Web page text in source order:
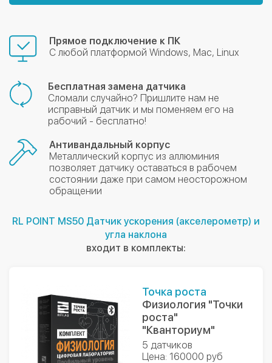
Прямое подключение к ПК
С любой платформой Windows, Mac, Linux
Бесплатная замена датчика
Сломали случайно? Пришлите нам не
исправный датчик и мы поменяем его на
рабочий - бесплатно!
Антивандальный корпус
Металлический корпус из аллюминия
позволяет датчику оставаться в рабочем
состоянии даже при самом неосторожном
обращении
RL POINT MS50 Датчик ускорения (акселерометр) и
угла наклона
входит в комплекты:
Точка роста
Физиология "Точки
роста"
"Кванториум"
5 датчиков
Цена: 160000 руб